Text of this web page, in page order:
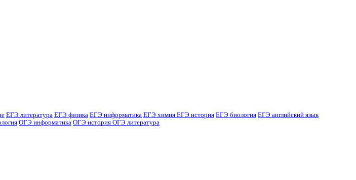
ЕГЭ литература ЕГЭ физика ЕГЭ информатика ЕГЭ химия ЕГЭ история ЕГЭ биология ЕГЭ английский язык
ОГЭ информатика ОГЭ история ОГЭ литература